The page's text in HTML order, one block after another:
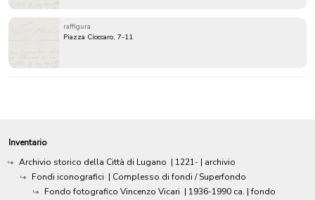
raffigura
Piazza Cioccaro, 7-11
Inventario
Archivio storico della Città di Lugano | 1221- | archivio
Fondi iconografici | Complesso di fondi / Superfondo
Fondo fotografico Vincenzo Vicari | 1936-1990 ca. | fondo